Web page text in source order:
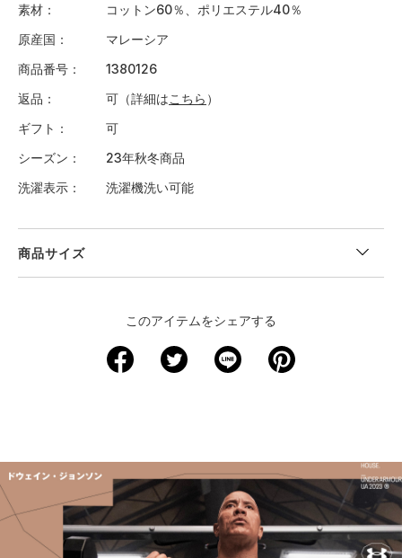
素材
コットン60％、ポリエステル40％
原産国
マレーシア
商品番号
1380126
返品
可（詳細はこちら ）
ギフト
可
シーズン
23年秋冬商品
洗濯表示
洗濯機洗い可能
商品サイズ
－ －
72.5 51.5 44 －
75 54 45 12.5 －
このアイテムをシェアする